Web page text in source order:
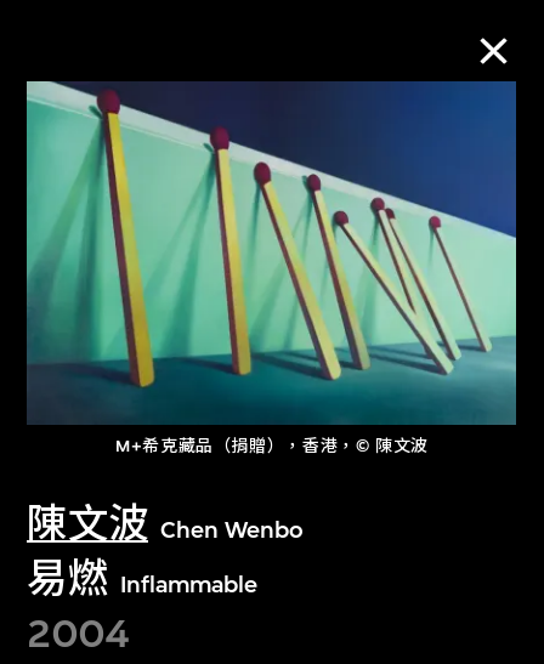
M+希克藏品（捐贈），香港，© 陳文波
陳文波 Chen Wenbo
易燃 Inflammable
2004
M+藏品
進一步篩選 搜索
關於M+藏品
探索世界頂級的二十及二十一世紀視覺